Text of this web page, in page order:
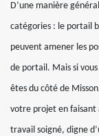
D’une manière
catégories : le portail
peuvent amener les
de portail. Mais si
êtes du côté de
votre projet en faisant
travail soigné, digne